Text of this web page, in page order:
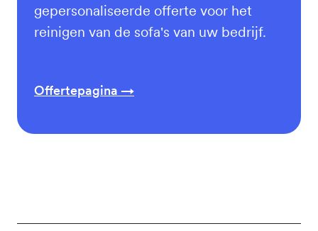
gepersonaliseerde offerte voor het
reinigen van de sofa's van uw bedrijf.
Offertepagina →